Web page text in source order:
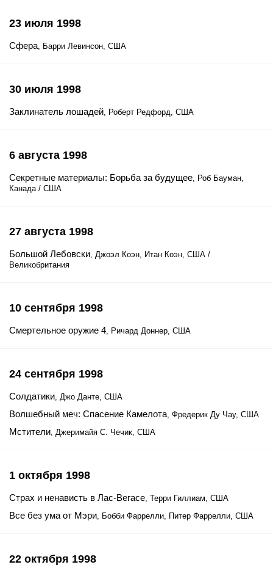
23 июля 1998
Сфера, Барри Левинсон, США
30 июля 1998
Заклинатель лошадей, Роберт Редфорд, США
6 августа 1998
Секретные материалы: Борьба за будущее, Роб Бауман,
Канада / США
27 августа 1998
Большой Лебовски, Джоэл Коэн, Итан Коэн, США /
Великобритания
10 сентября 1998
Смертельное оружие 4, Ричард Доннер, США
24 сентября 1998
Солдатики, Джо Данте, США
Волшебный меч: Спасение Камелота, Фредерик Ду Чау, США
Мстители, Джеримайя С. Чечик, США
1 октября 1998
Страх и ненависть в Лас-Вегасе, Терри Гиллиам, США
Все без ума от Мэри, Бобби Фаррелли, Питер Фаррелли, США
22 октября 1998